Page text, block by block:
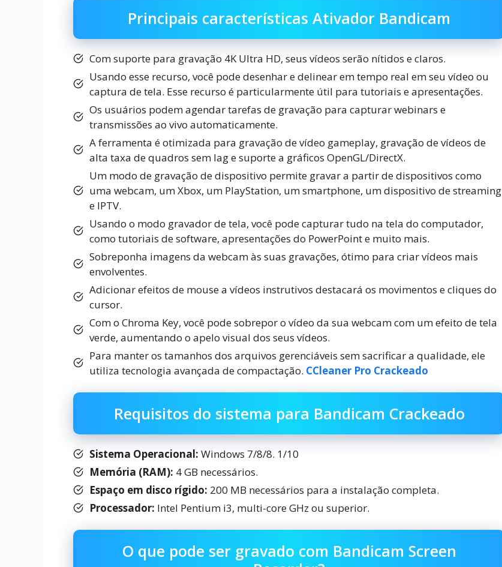
Principais características Ativador Bandicam
Com suporte para gravação 4K Ultra HD, seus vídeos serão nítidos e claros.
Usando esse recurso, você pode desenhar e delinear em tempo real em seu vídeo ou
captura de tela. Esse recurso é particularmente útil para tutoriais e apresentações.
Os usuários podem agendar tarefas de gravação para capturar webinars e
transmissões ao vivo automaticamente.
A ferramenta é otimizada para gravação de vídeo gameplay, gravação de vídeos de
alta taxa de quadros sem lag e suporte a gráficos OpenGL/DirectX.
Um modo de gravação de dispositivo permite gravar a partir de dispositivos como
uma webcam, um Xbox, um PlayStation, um smartphone, um dispositivo de streaming
e IPTV.
Usando o modo gravador de tela, você pode capturar tudo na tela do computador,
como tutoriais de software, apresentações do PowerPoint e muito mais.
Sobreponha imagens da webcam às suas gravações, ótimo para criar vídeos mais
envolventes.
Adicionar efeitos de mouse a vídeos instrutivos destacará os movimentos e cliques do
cursor.
Com o Chroma Key, você pode sobrepor o vídeo da sua webcam com um efeito de tela
verde, aumentando o apelo visual dos seus vídeos.
Para manter os tamanhos dos arquivos gerenciáveis sem sacrificar a qualidade, ele
utiliza tecnologia avançada de compactação. CCleaner Pro Crackeado
Requisitos do sistema para Bandicam Crackeado
Sistema Operacional: Windows 7/8/8. 1/10
Memória (RAM): 4 GB necessários.
Espaço em disco rígido: 200 MB necessários para a instalação completa.
Processador: Intel Pentium i3, multi-core GHz ou superior.
O que pode ser gravado com Bandicam Screen